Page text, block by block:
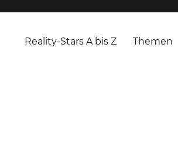
Reality-Stars A bis Z Themen